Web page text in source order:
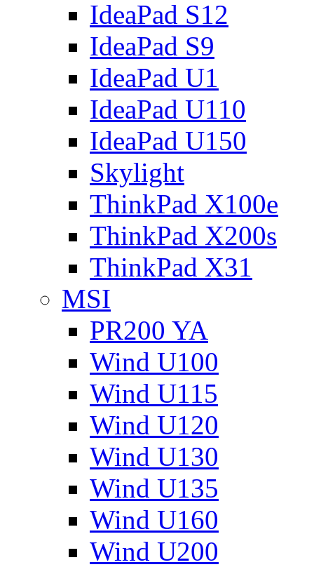
IdeaPad S12
IdeaPad S9
IdeaPad U1
IdeaPad U110
IdeaPad U150
Skylight
ThinkPad X100e
ThinkPad X200s
ThinkPad X31
MSI
PR200 YA
Wind U100
Wind U115
Wind U120
Wind U130
Wind U135
Wind U160
Wind U200